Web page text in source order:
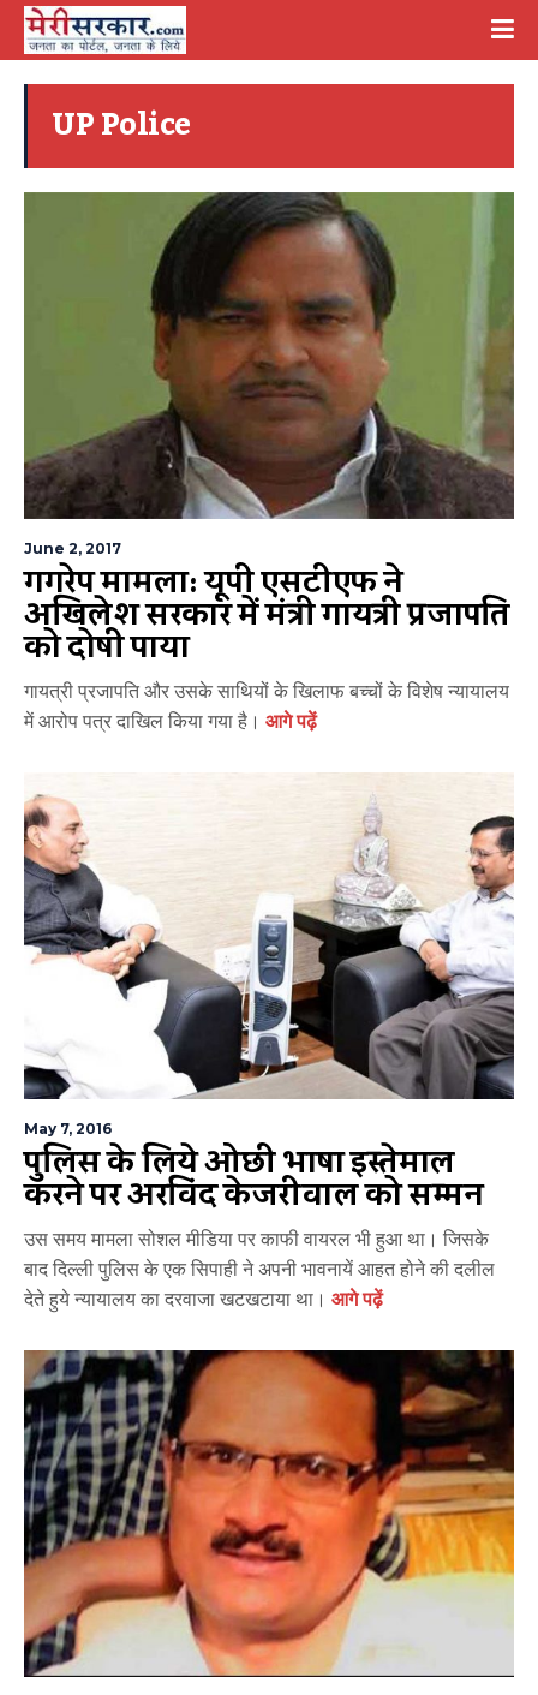
UP Police
June 2, 2017
गैंगरेप मामला: यूपी एसटीएफ ने
अखिलेश सरकार में मंत्री गायत्री प्रजापति
को दोषी पाया
गायत्री प्रजापति और उसके साथियों के खिलाफ बच्चों के विशेष न्यायालय
में आरोप पत्र दाखिल किया गया है। आगे पढ़ें
May 7, 2016
पुलिस के लिये ओछी भाषा इस्तेमाल
करने पर अरविंद केजरीवाल को सम्मन
उस समय मामला सोशल मीडिया पर काफी वायरल भी हुआ था। जिसके
बाद दिल्ली पुलिस के एक सिपाही ने अपनी भावनायें आहत होने की दलील
देते हुये न्यायालय का दरवाजा खटखटाया था। आगे पढ़ें